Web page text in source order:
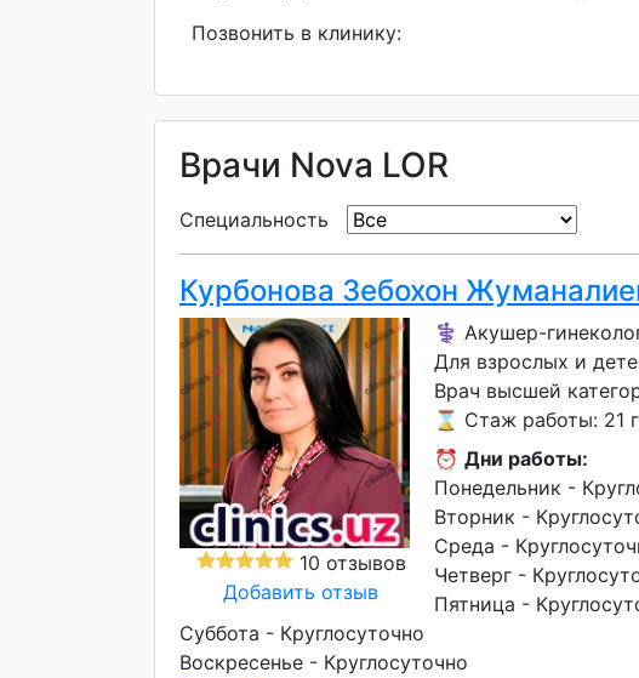
Позвонить в клинику:
Врачи Nova LOR
Специальность
Курбонова Зебохон
10 отзывов
Добавить отзыв
⚕️ Акушер-
Для взрослых и
Врач высшей
⌛ Стаж работы: 21
⏰ Дни работы:
Понедельник -
Вторник -
Среда -
Четверг -
Пятница -
Суббота - Круглосуточно
Воскресенье - Круглосуточно